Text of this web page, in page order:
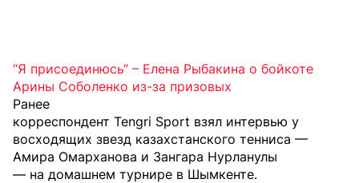
“Я присоединюсь“ – Елена Рыбакина о бойкоте
Арины Соболенко из-за призовых
Ранее
корреспондент Tengri Sport взял интервью у
восходящих звезд казахстанского тенниса —
Амира Омарханова и Зангара Нурланулы
— на домашнем турнире в Шымкенте.